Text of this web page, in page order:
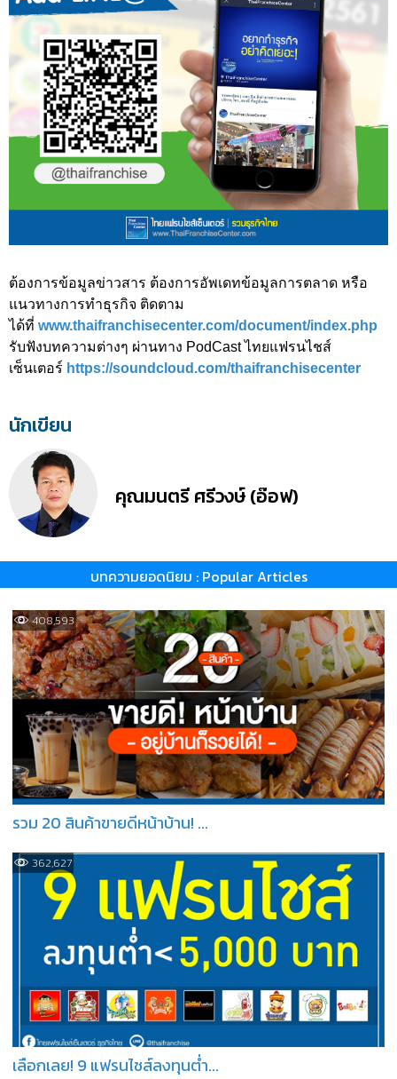
ต้องการข้อมูลข่าวสาร ต้องการอัพเดทข้อมูลการตลาด หรือ
แนวทางการทำธุรกิจ ติดตาม
ได้ที่ www.thaifranchisecenter.com/document/index.php
รับฟังบทความต่างๆ ผ่านทาง PodCast ไทยแฟรนไชส์
เซ็นเตอร์ https://soundcloud.com/thaifranchisecenter
นักเขียน
คุณมนตรี ศรีวงษ์ (อ๊อฟ)
บทความยอดนิยม : Popular Articles
408,593
รวม 20 สินค้าขายดีหน้าบ้าน! ...
362,627
เลือกเลย! 9 แฟรนไชส์ลงทุนต่ำ...